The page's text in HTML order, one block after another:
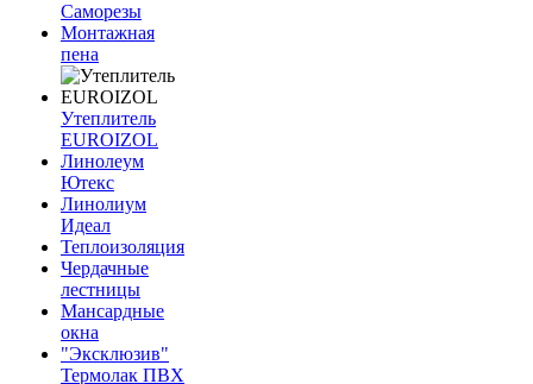
Саморезы
Монтажная
пена
Утеплитель
EUROIZOL
Линолеум
Ютекс
Линолиум
Идеал
Теплоизоляция
Чердачные
лестницы
Мансардные
окна
"Эксклюзив"
Термолак ПВХ